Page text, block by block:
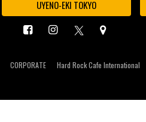
UYENO-EKI TOKYO
CORPORATE Hard Rock Cafe International